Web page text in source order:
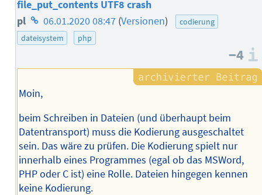
file_put_contents UTF8 crash
pl Homepage
des
06.01.2020 08:47 (Versionen)
codierung
dateisystem
php
−4
Moin,
beim Schreiben in Dateien (und überhaupt beim
Datentransport) muss die Kodierung ausgeschaltet
sein. Das wäre zu prüfen. Die Kodierung spielt nur
innerhalb eines Programmes (egal ob das MSWord,
PHP oder C ist) eine Rolle. Dateien hingegen kennen
keine Kodierung.